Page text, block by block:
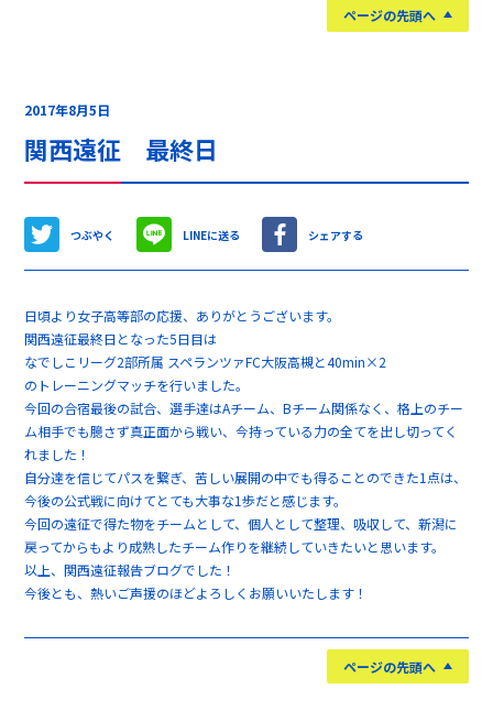
ページの先頭へ
2017年8月5日
関西遠征 最終日
つぶやく LINEに送る シェアする
日頃より女子高等部の応援、ありがとうございます。
関西遠征最終日となった5日目は
なでしこリーグ2部所属 スペランツァFC大阪高槻と40min×2
のトレーニングマッチを行いました。
今回の合宿最後の試合、選手達はAチーム、Bチーム関係なく、格上のチー
ム相手でも臆さず真正面から戦い、今持っている力の全てを出し切ってく
れました！
自分達を信じてパスを繋ぎ、苦しい展開の中でも得ることのできた1点は、
今後の公式戦に向けてとても大事な1歩だと感じます。
今回の遠征で得た物をチームとして、個人として整理、吸収して、新潟に
戻ってからもより成熟したチーム作りを継続していきたいと思います。
以上、関西遠征報告ブログでした！
今後とも、熱いご声援のほどよろしくお願いいたします！
ページの先頭へ